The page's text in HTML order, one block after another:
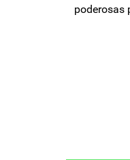
poderosas